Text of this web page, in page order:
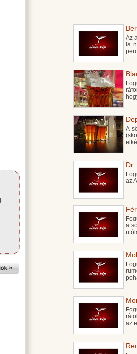
Az
is
A
Dr.
az
a
az